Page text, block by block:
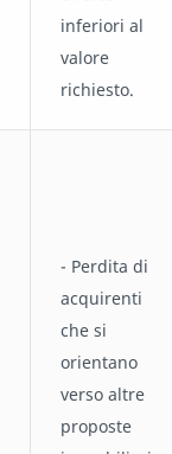
inferiori al
valore
richiesto.
- Perdita di
acquirenti
che si
orientano
verso altre
proposte